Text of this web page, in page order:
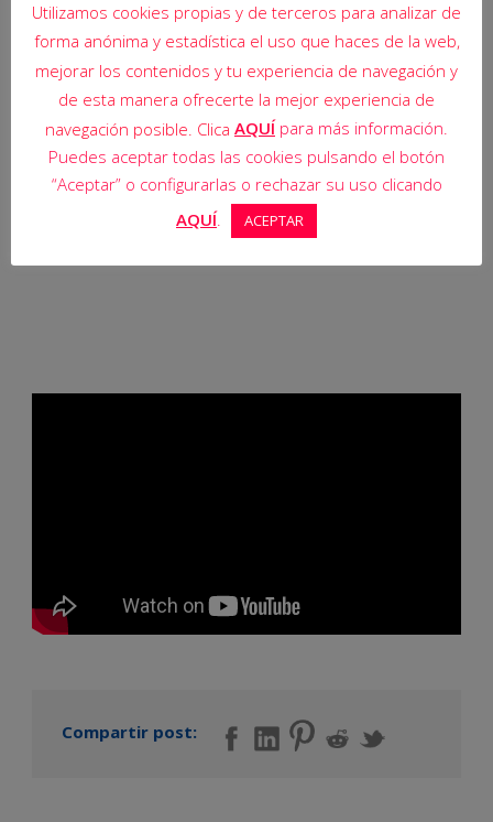
Compartir post:
Utilizamos cookies propias y de terceros para analizar de
forma anónima y estadística el uso que haces de la web,
mejorar los contenidos y tu experiencia de navegación y
de esta manera ofrecerte la mejor experiencia de
navegación posible. Clica AQUÍpara más información.
Puedes aceptar todas las cookies pulsando el botón
“Aceptar” o configurarlas o rechazar su uso clicando
AQUÍ. ACEPTAR